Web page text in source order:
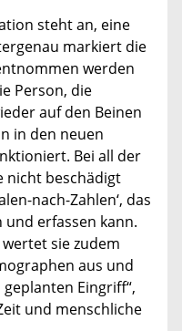
steht an, eine
markiert die
werden
Person, die
auf den Beinen
in den neuen
Bei all der
nicht beschädigt
nach-Zahlen‘, das
und erfassen kann.
sie zudem
aus und
Eingriff“,
und menschliche